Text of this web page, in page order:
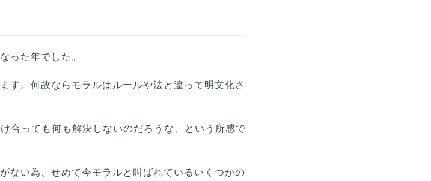
った年でした。
す。何故ならモラルはルールや法と違って明文化さ
合っても何も解決しないのだろうな、という所感で
ない為、せめて今モラルと叫ばれているいくつかの